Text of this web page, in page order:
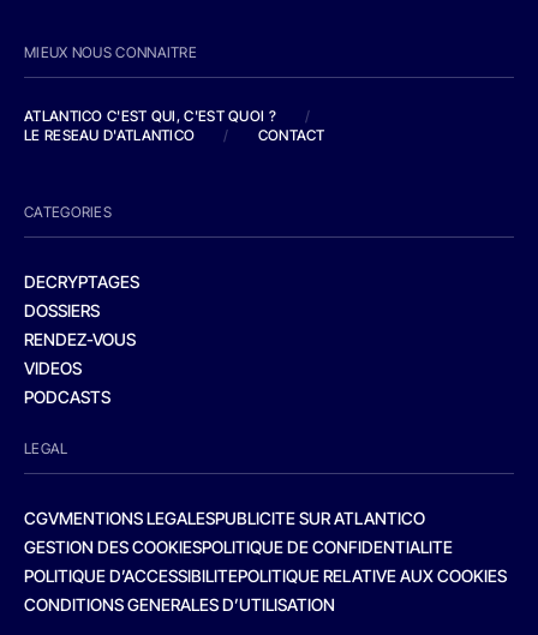
MIEUX NOUS CONNAITRE
ATLANTICO C'EST QUI, C'EST QUOI ?
/
LE RESEAU D'ATLANTICO
/ CONTACT
CATEGORIES
DECRYPTAGES
DOSSIERS
RENDEZ-VOUS
VIDEOS
PODCASTS
LEGAL
CGVMENTIONS LEGALESPUBLICITE SUR ATLANTICO
GESTION DES COOKIESPOLITIQUE DE CONFIDENTIALITE
POLITIQUE D’ACCESSIBILITEPOLITIQUE RELATIVE AUX COOKIES
CONDITIONS GENERALES D’UTILISATION